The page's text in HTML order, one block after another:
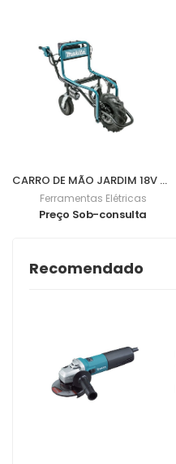
CARRO DE MÃO JARDIM 18V DCU180Z
Ferramentas Elétricas
Preço Sob-consulta
Recomendado